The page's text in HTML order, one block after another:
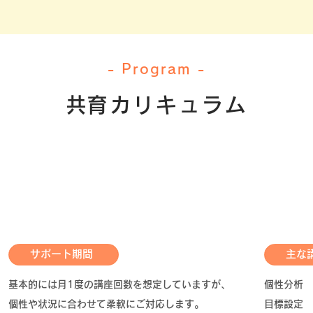
- Program -
​共育カリキュラム
​サポート期間​​
​基本的には月1度の講座回数を想定していますが、
個性や状況に合わせて柔軟にご対応します。
主な
​個性分析
​目標設定